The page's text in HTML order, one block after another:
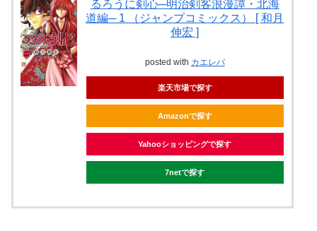
るろうに剣心─明治剣客浪漫譚・北海
道編─ 1 （ジャンプコミックス） [ 和月
伸宏 ]
posted with カエレバ
楽天市場で探す
Amazonで探す
Yahooショッピングで探す
7netで探す